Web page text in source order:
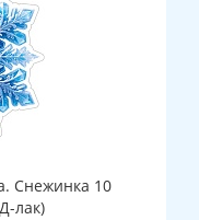
Снежинка 10
лак)